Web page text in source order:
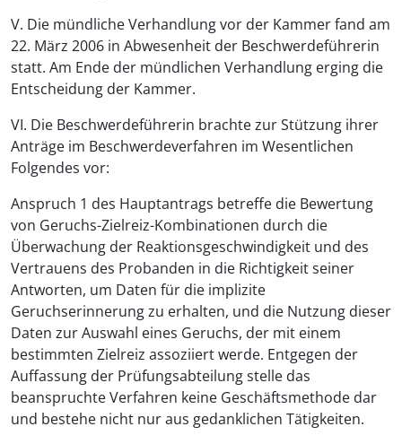
V. Die mündliche Verhandlung vor der Kammer fand am
22. März 2006 in Abwesenheit der Beschwerdeführerin
statt. Am Ende der mündlichen Verhandlung erging die
Entscheidung der Kammer.
VI. Die Beschwerdeführerin brachte zur Stützung ihrer
Anträge im Beschwerdeverfahren im Wesentlichen
Folgendes vor:
Anspruch 1 des Hauptantrags betreffe die Bewertung
von Geruchs-Zielreiz-Kombinationen durch die
Überwachung der Reaktionsgeschwindigkeit und des
Vertrauens des Probanden in die Richtigkeit seiner
Antworten, um Daten für die implizite
Geruchserinnerung zu erhalten, und die Nutzung dieser
Daten zur Auswahl eines Geruchs, der mit einem
bestimmten Zielreiz assoziiert werde. Entgegen der
Auffassung der Prüfungsabteilung stelle das
beanspruchte Verfahren keine Geschäftsmethode dar
und bestehe nicht nur aus gedanklichen Tätigkeiten.